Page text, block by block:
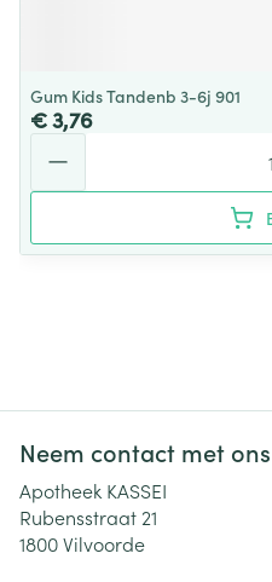
Gum Kids Tandenb 3-6j 901
€ 3,76
Neem contact met
Apotheek KASSEI
Rubensstraat 21
1800Vilvoorde